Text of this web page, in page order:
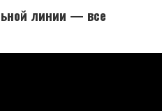
линии — все